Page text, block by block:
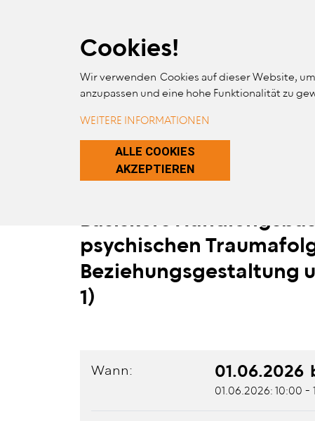
Cookies!
Wir verwenden Cookies auf dieser Website,
anzupassen und eine hohe Funktionalität zu
WEITERE INFORMATIONEN
ALLE COOKIES
AKZEPTIEREN
Basiskurs
psychischen
Beziehungsgestaltung
1)
Wann: 01.06.2026
01.06.2026: 10:00